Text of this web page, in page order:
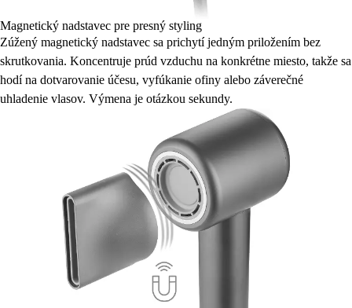
Magnetický nadstavec pre presný styling
Zúžený magnetický nadstavec sa prichytí jedným priložením bez
skrutkovania. Koncentruje prúd vzduchu na konkrétne miesto, takže sa
hodí na dotvarovanie účesu, vyfúkanie ofiny alebo záverečné
uhladenie vlasov. Výmena je otázkou sekundy.